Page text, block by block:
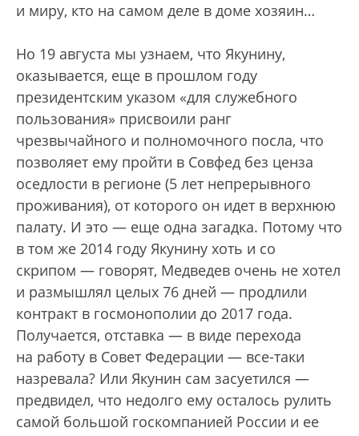
и миру, кто на самом деле в доме хозяин…
Но 19 августа мы узнаем, что Якунину,
оказывается, еще в прошлом году
президентским указом «для служебного
пользования» присвоили ранг
чрезвычайного и полномочного посла, что
позволяет ему пройти в Совфед без ценза
оседлости в регионе (5 лет непрерывного
проживания), от которого он идет в верхнюю
палату. И это — еще одна загадка. Потому что
в том же 2014 году Якунину хоть и со
скрипом — говорят, Медведев очень не хотел
и размышлял целых 76 дней — продлили
контракт в госмонополии до 2017 года.
Получается, отставка — в виде перехода
на работу в Совет Федерации — все-таки
назревала? Или Якунин сам засуетился —
предвидел, что недолго ему осталось рулить
самой большой госкомпанией России и ее